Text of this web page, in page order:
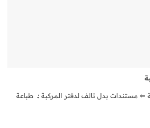
⇐ مستندات بدل تالف لدفتر المركبة :ـ طباعة